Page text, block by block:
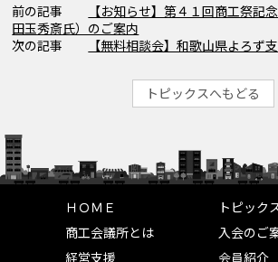
前の記事
【お知らせ】第４１回商工祭記
田玉秀斎氏）のご案内
次の記事
【無料相談会】和歌山県よろず
トピックスへもどる
ＨＯＭＥ
トピック
商工会議所とは
入会のご
経営支援
会員紹介